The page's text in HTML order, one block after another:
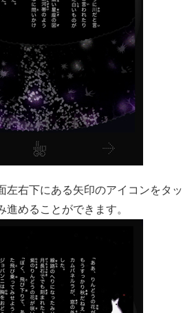
左右下にある矢印のアイコンをタッ
進めることができます。